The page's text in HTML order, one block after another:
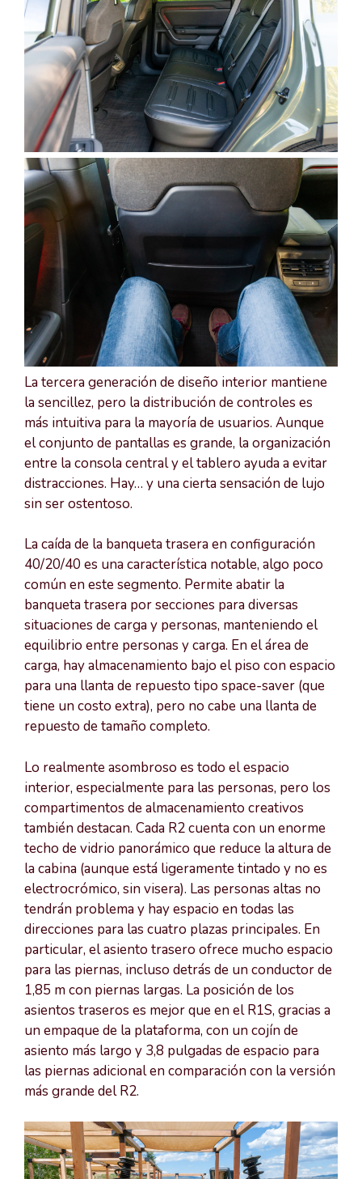
La tercera generación de diseño interior mantiene
la sencillez, pero la distribución de controles es
más intuitiva para la mayoría de usuarios. Aunque
el conjunto de pantallas es grande, la organización
entre la consola central y el tablero ayuda a evitar
distracciones. Hay… y una cierta sensación de lujo
sin ser ostentoso.
La caída de la banqueta trasera en configuración
40/20/40 es una característica notable, algo poco
común en este segmento. Permite abatir la
banqueta trasera por secciones para diversas
situaciones de carga y personas, manteniendo el
equilibrio entre personas y carga. En el área de
carga, hay almacenamiento bajo el piso con espacio
para una llanta de repuesto tipo space-saver (que
tiene un costo extra), pero no cabe una llanta de
repuesto de tamaño completo.
Lo realmente asombroso es todo el espacio
interior, especialmente para las personas, pero los
compartimentos de almacenamiento creativos
también destacan. Cada R2 cuenta con un enorme
techo de vidrio panorámico que reduce la altura de
la cabina (aunque está ligeramente tintado y no es
electrocrómico, sin visera). Las personas altas no
tendrán problema y hay espacio en todas las
direcciones para las cuatro plazas principales. En
particular, el asiento trasero ofrece mucho espacio
para las piernas, incluso detrás de un conductor de
1,85 m con piernas largas. La posición de los
asientos traseros es mejor que en el R1S, gracias a
un empaque de la plataforma, con un cojín de
asiento más largo y 3,8 pulgadas de espacio para
las piernas adicional en comparación con la versión
más grande del R2.